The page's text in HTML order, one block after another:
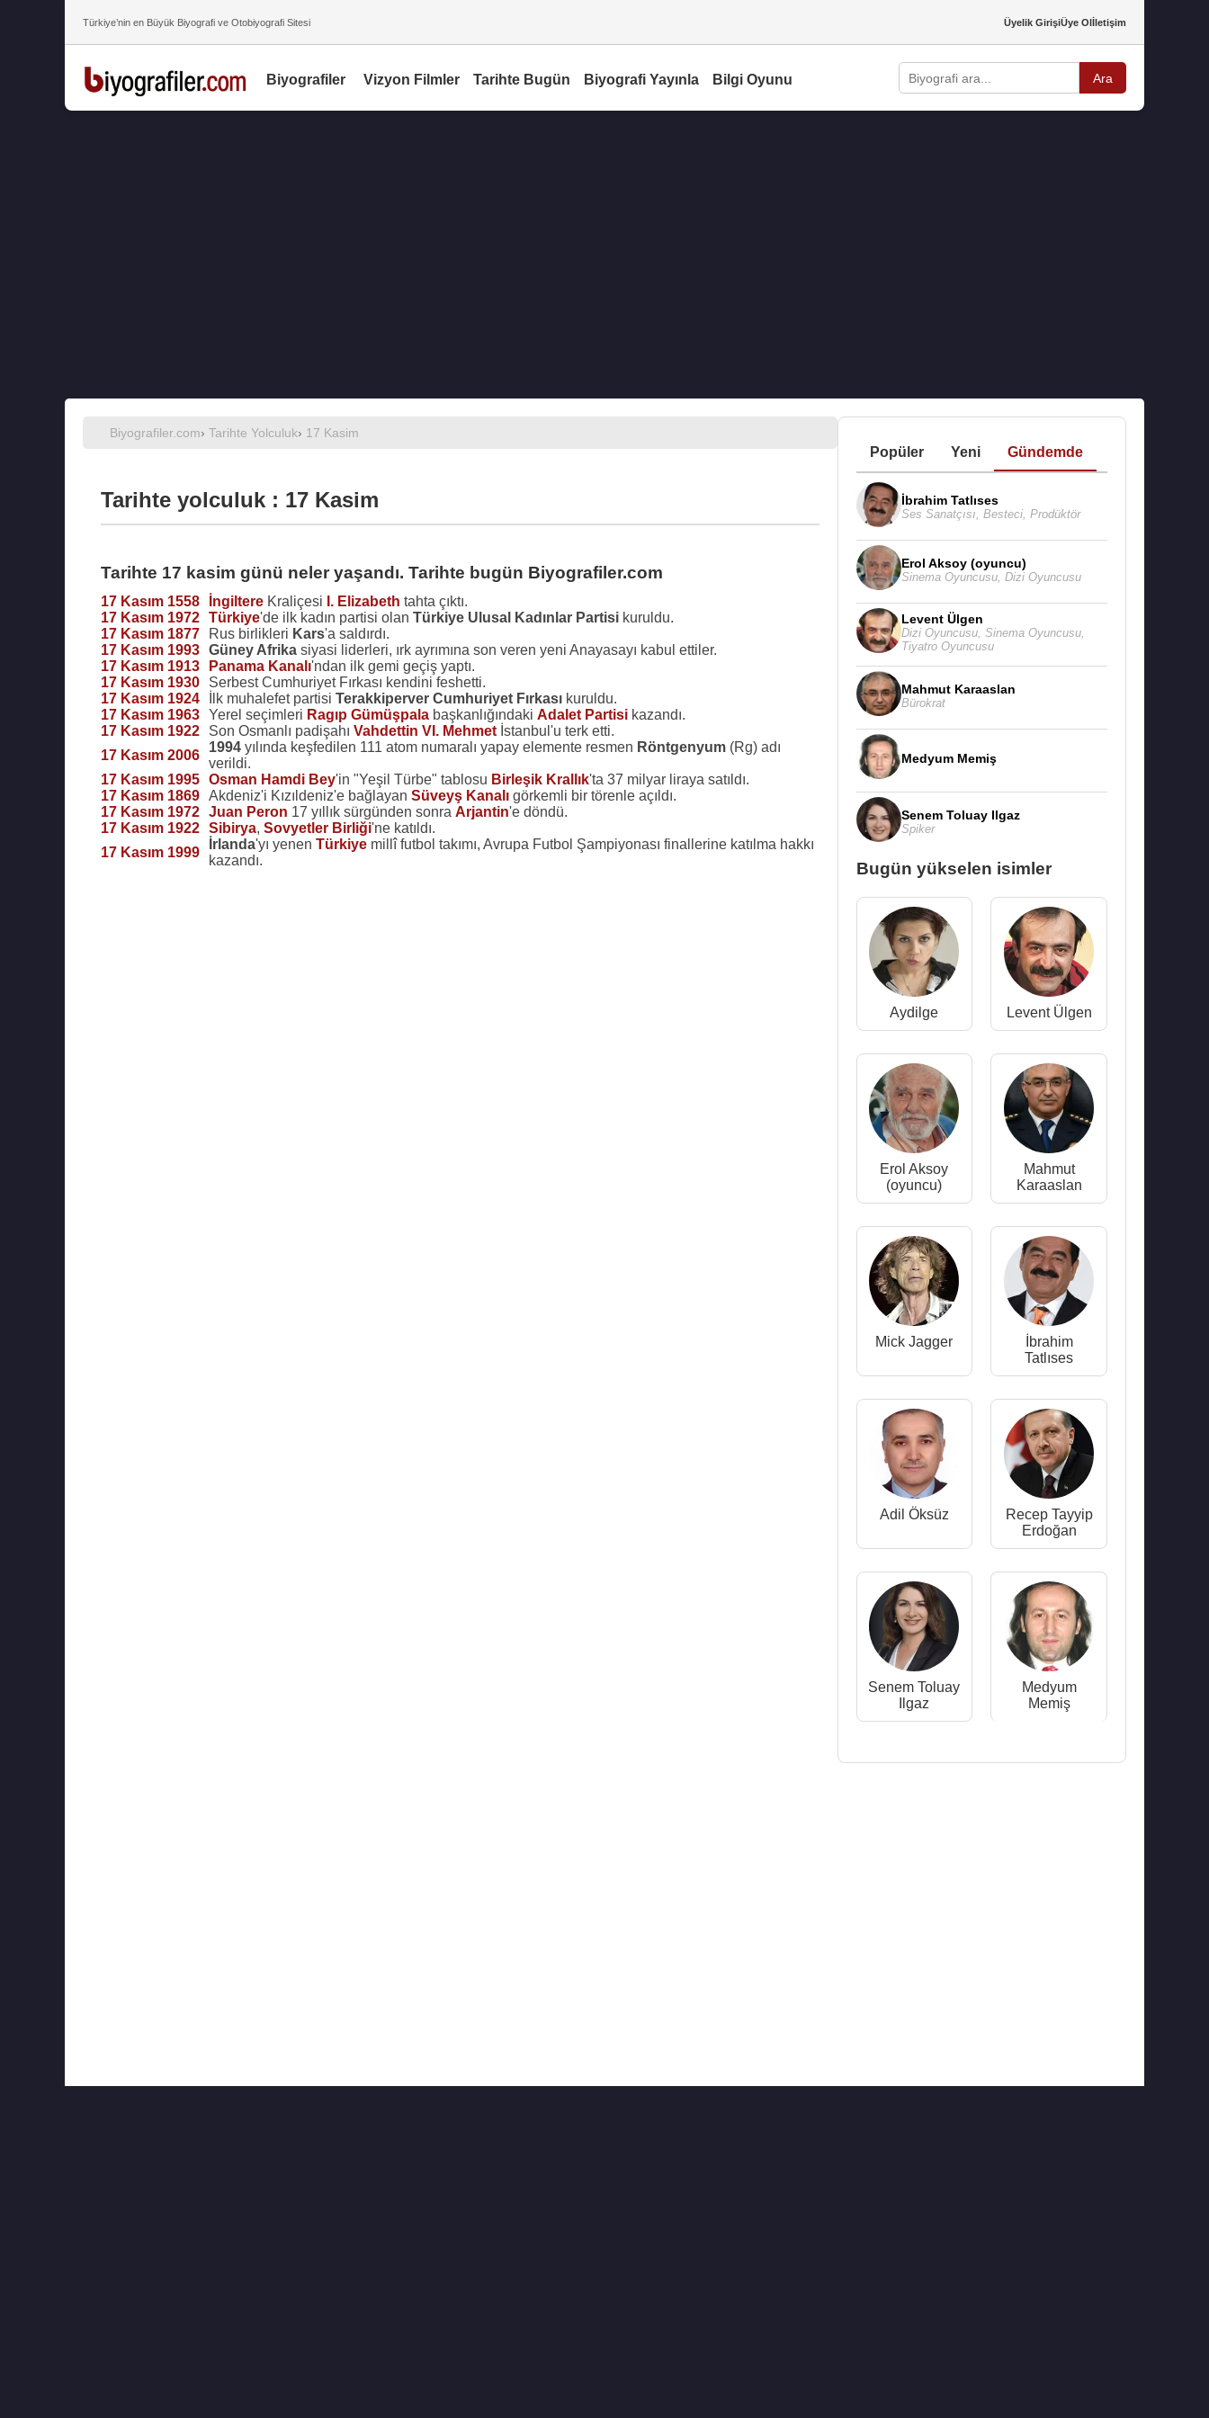
Türkiye’nin en Büyük Biyografi ve Otobiyografi Sitesi Üyelik GirişiÜye Olİletişim
Biyografiler Vizyon Filmler Tarihte Bugün Biyografi Yayınla Bilgi Oyunu Ara
Biyografiler.com› Tarihte Yolculuk› 17 Kasim
Tarihte yolculuk : 17 Kasim
Tarihte 17 kasim günü neler yaşandı. Tarihte bugün Biyografiler.com
17 Kasım 1558 İngiltereKraliçesi I. Elizabeth tahta çıktı.
17 Kasım 1972 Türkiye'de ilk kadın partisi olan Türkiye Ulusal Kadınlar Partisikuruldu.
17 Kasım 1877
Rus birlikleri Kars'a saldırdı.
17 Kasım 1993 Güney Afrikasiyasi liderleri, ırk ayrımına son veren yeni Anayasayı kabul ettiler.
17 Kasım 1913
Panama Kanalı'ndan ilk gemi geçiş yaptı.
17 Kasım 1930
Serbest Cumhuriyet Fırkası kendini feshetti.
17 Kasım 1924
İlk muhalefet partisi Terakkiperver Cumhuriyet Fırkasıkuruldu.
17 Kasım 1963 Yerel seçimleri Ragıp Gümüşpalabaşkanlığındaki Adalet Partisikazandı.
17 Kasım 1922
Son Osmanlı padişahı Vahdettin VI. Mehmetİstanbul'u terk etti.
17 Kasım 2006
1994yılında keşfedilen 111 atom numaralı yapay elemente resmen Röntgenyum(Rg) adı
verildi.
17 Kasım 1995 Osman Hamdi Bey'in "Yeşil Türbe" tablosu Birleşik Krallık'ta 37 milyar liraya satıldı.
17 Kasım 1869 Akdeniz'i Kızıldeniz'e bağlayan Süveyş Kanalıgörkemli bir törenle açıldı.
17 Kasım 1972 Juan Peron 17 yıllık sürgünden sonra Arjantin'e döndü.
17 Kasım 1922 Sibirya, Sovyetler Birliği'ne katıldı.
17 Kasım 1999
İrlanda'yı yenen Türkiyemillî futbol takımı, Avrupa Futbol Şampiyonası finallerine katılma hakkı
kazandı.
Popüler Yeni Gündemde
İbrahim Tatlıses
Ses Sanatçısı Besteci, Prodüktör
Erol Aksoy (oyuncu)
Sinema Oyuncusu, Dizi Oyuncusu
Levent Ülgen
Dizi Oyuncusu, Sinema Oyuncusu,
Tiyatro Oyuncusu
Mahmut Karaaslan
Bürokrat
Medyum Memiş
Senem Toluay Ilgaz
Spiker
Bugün yükselen isimler
Aydilge Levent Ülgen
Erol Aksoy
(oyuncu)
Mahmut
Karaaslan
Mick Jagger
İbrahim
Tatlıses
Adil Öksüz
Recep Tayyip
Erdoğan
Senem Toluay
Ilgaz
Medyum
Memiş